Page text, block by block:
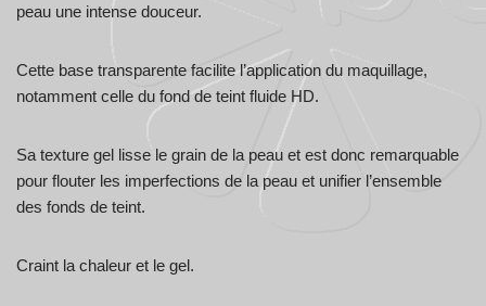
peau une intense douceur.
Cette base transparente facilite l’application du maquillage,
notamment celle du fond de teint fluide HD.
Sa texture gel lisse le grain de la peau et est donc remarquable
pour flouter les imperfections de la peau et unifier l’ensemble
des fonds de teint.
Craint la chaleur et le gel.